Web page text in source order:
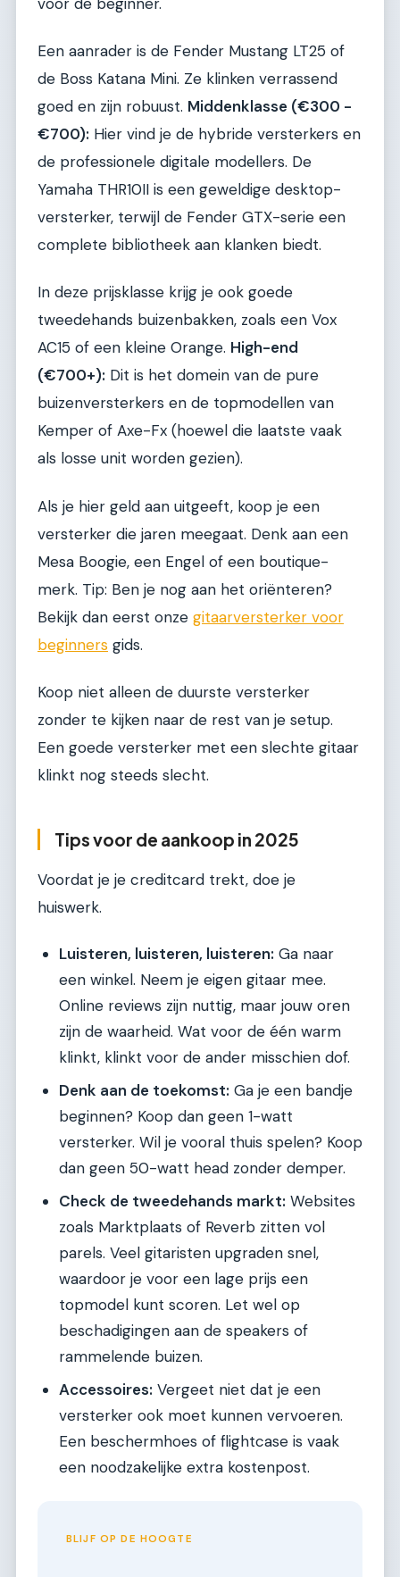
Een aanrader is de Fender Mustang LT25 of
de Boss Katana Mini. Ze klinken verrassend
goed en zijn robuust. Middenklasse (€300 -
€700): Hier vind je de hybride versterkers en
de professionele digitale modellers. De
Yamaha THR10II is een geweldige desktop-
versterker, terwijl de Fender GTX-serie een
complete bibliotheek aan klanken biedt.
In deze prijsklasse krijg je ook goede
tweedehands buizenbakken, zoals een Vox
AC15 of een kleine Orange. High-end
(€700+): Dit is het domein van de pure
buizenversterkers en de topmodellen van
Kemper of Axe-Fx (hoewel die laatste vaak
als losse unit worden gezien).
Als je hier geld aan uitgeeft, koop je een
versterker die jaren meegaat. Denk aan een
Mesa Boogie, een Engel of een boutique-
merk. Tip: Ben je nog aan het oriënteren?
Bekijk dan eerst onze gitaarversterker voor
beginners gids.
Koop niet alleen de duurste versterker
zonder te kijken naar de rest van je setup.
Een goede versterker met een slechte gitaar
klinkt nog steeds slecht.
Tips voor de aankoop in 2025
Voordat je je creditcard trekt, doe je
huiswerk.
Luisteren, luisteren, luisteren: Ga naar
een winkel. Neem je eigen gitaar mee.
Online reviews zijn nuttig, maar jouw oren
zijn de waarheid. Wat voor de één warm
klinkt, klinkt voor de ander misschien dof.
Denk aan de toekomst: Ga je een bandje
beginnen? Koop dan geen 1-watt
versterker. Wil je vooral thuis spelen? Koop
dan geen 50-watt head zonder demper.
Check de tweedehands markt: Websites
zoals Marktplaats of Reverb zitten vol
parels. Veel gitaristen upgraden snel,
waardoor je voor een lage prijs een
topmodel kunt scoren. Let wel op
beschadigingen aan de speakers of
rammelende buizen.
Accessoires: Vergeet niet dat je een
versterker ook moet kunnen vervoeren.
Een beschermhoes of flightcase is vaak
een noodzakelijke extra kostenpost.
BLIJF OP DE HOOGTE